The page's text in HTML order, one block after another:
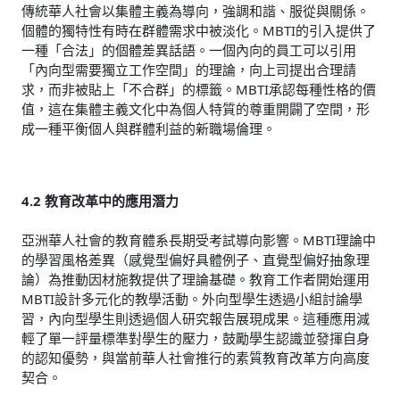
傳統華人社會以集體主義為導向，強調和諧、服從與關係。
個體的獨特性有時在群體需求中被淡化。MBTI的引入提供了
一種「合法」的個體差異話語。一個內向的員工可以引用
「內向型需要獨立工作空間」的理論，向上司提出合理請
求，而非被貼上「不合群」的標籤。MBTI承認每種性格的價
值，這在集體主義文化中為個人特質的尊重開闢了空間，形
成一種平衡個人與群體利益的新職場倫理。
4.2 教育改革中的應用潛力
亞洲華人社會的教育體系長期受考試導向影響。MBTI理論中
的學習風格差異（感覺型偏好具體例子、直覺型偏好抽象理
論）為推動因材施教提供了理論基礎。教育工作者開始運用
MBTI設計多元化的教學活動。外向型學生透過小組討論學
習，內向型學生則透過個人研究報告展現成果。這種應用減
輕了單一評量標準對學生的壓力，鼓勵學生認識並發揮自身
的認知優勢，與當前華人社會推行的素質教育改革方向高度
契合。